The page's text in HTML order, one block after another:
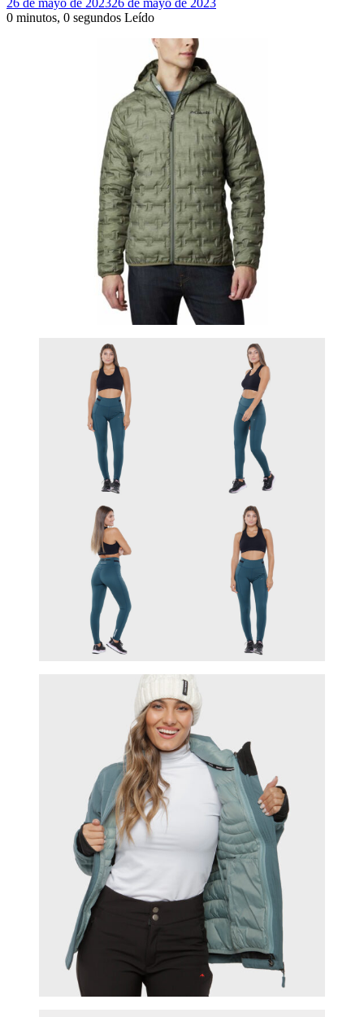
26 de mayo de 202326 de mayo de 2023
0 minutos, 0 segundos Leído